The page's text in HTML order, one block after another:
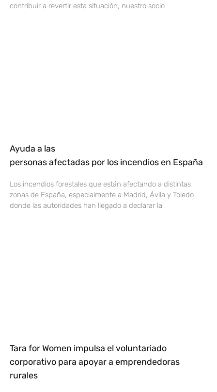
contribuir a revertir esta situación, nuestro socio
Ayuda a las
personas afectadas por los incendios en España
Los incendios forestales que están afectando a distintas
zonas de España, especialmente a Madrid, Ávila y Toledo
donde las autoridades han llegado a declarar la
Tara for Women impulsa el voluntariado
corporativo para apoyar a emprendedoras
rurales